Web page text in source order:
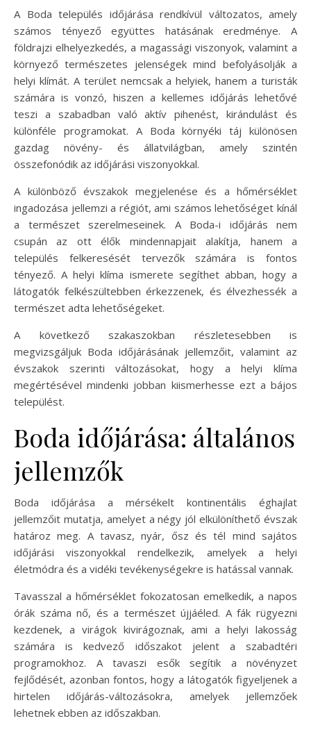
A Boda település időjárása rendkívül változatos, amely
számos tényező együttes hatásának eredménye. A
földrajzi elhelyezkedés, a magassági viszonyok, valamint a
környező természetes jelenségek mind befolyásolják a
helyi klímát. A terület nemcsak a helyiek, hanem a turisták
számára is vonzó, hiszen a kellemes időjárás lehetővé
teszi a szabadban való aktív pihenést, kirándulást és
különféle programokat. A Boda környéki táj különösen
gazdag növény- és állatvilágban, amely szintén
összefonódik az időjárási viszonyokkal.
A különböző évszakok megjelenése és a hőmérséklet
ingadozása jellemzi a régiót, ami számos lehetőséget kínál
a természet szerelmeseinek. A Boda-i időjárás nem
csupán az ott élők mindennapjait alakítja, hanem a
település felkeresését tervezők számára is fontos
tényező. A helyi klíma ismerete segíthet abban, hogy a
látogatók felkészültebben érkezzenek, és élvezhessék a
természet adta lehetőségeket.
A következő szakaszokban részletesebben is
megvizsgáljuk Boda időjárásának jellemzőit, valamint az
évszakok szerinti változásokat, hogy a helyi klíma
megértésével mindenki jobban kiismerhesse ezt a bájos
települést.
Boda időjárása: általános
jellemzők
Boda időjárása a mérsékelt kontinentális éghajlat
jellemzőit mutatja, amelyet a négy jól elkülöníthető évszak
határoz meg. A tavasz, nyár, ősz és tél mind sajátos
időjárási viszonyokkal rendelkezik, amelyek a helyi
életmódra és a vidéki tevékenységekre is hatással vannak.
Tavasszal a hőmérséklet fokozatosan emelkedik, a napos
órák száma nő, és a természet újjáéled. A fák rügyezni
kezdenek, a virágok kivirágoznak, ami a helyi lakosság
számára is kedvező időszakot jelent a szabadtéri
programokhoz. A tavaszi esők segítik a növényzet
fejlődését, azonban fontos, hogy a látogatók figyeljenek a
hirtelen időjárás-változásokra, amelyek jellemzőek
lehetnek ebben az időszakban.